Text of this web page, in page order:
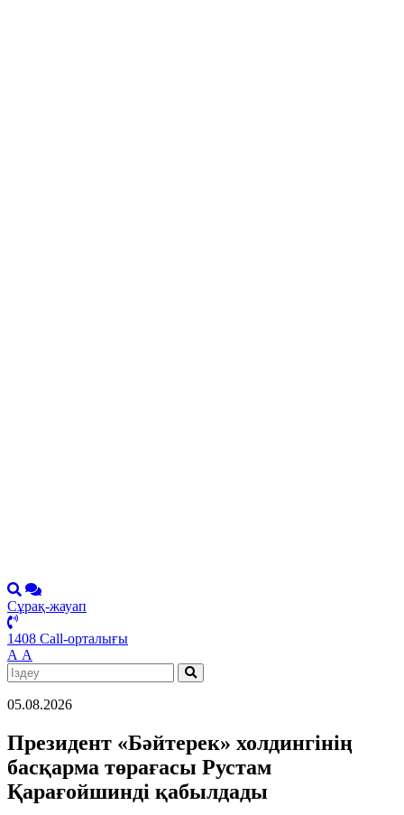
Сұрақ-жауап
1408 Call-орталығы
А А
05.08.2026
Президент «Бәйтерек» холдингінің
басқарма төрағасы Рустам
Қарағойшинді қабылдады